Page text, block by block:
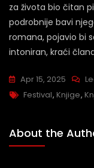
za života bio čitan
podrobnije bavi
romana, pojavio bi
intoniran, kraći
Apr 15, 2025
Festival, Knjige,
About the